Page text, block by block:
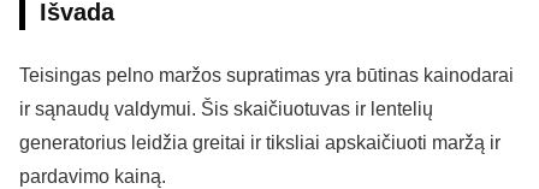
Išvada
Teisingas pelno maržos supratimas yra būtinas kainodarai
ir sąnaudų valdymui. Šis skaičiuotuvas ir lentelių
generatorius leidžia greitai ir tiksliai apskaičiuoti maržą ir
pardavimo kainą.